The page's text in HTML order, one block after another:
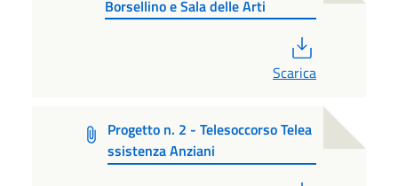
Borsellino e Sala delle Arti
Scarica
Progetto n. 2 - Telesoccorso Telea
ssistenza Anziani